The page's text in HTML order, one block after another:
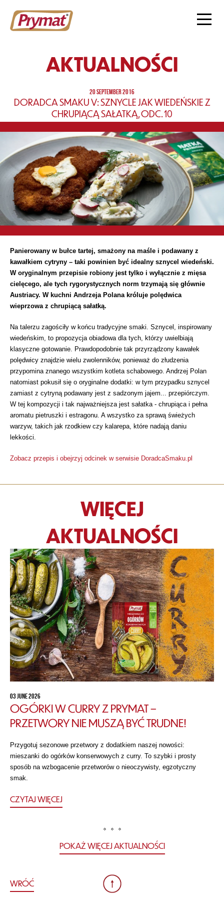
AKTUALNOŚCI
20 SEPTEMBER 2016
DORADCA SMAKU V: SZNYCLE JAK WIEDEŃSKIE Z
CHRUPIĄCĄ SAŁATKĄ, ODC. 10
Panierowany w bułce tartej, smażony na maśle i podawany z
kawałkiem cytryny – taki powinien być idealny sznycel wiedeński.
W oryginalnym przepisie robiony jest tylko i wyłącznie z mięsa
cielęcego, ale tych rygorystycznych norm trzymają się głównie
Austriacy. W kuchni Andrzeja Polana króluje polędwica
wieprzowa z chrupiącą sałatką.
Na talerzu zagościły w końcu tradycyjne smaki. Sznycel, inspirowany
wiedeńskim, to propozycja obiadowa dla tych, którzy uwielbiają
klasyczne gotowanie. Prawdopodobnie tak przyrządzony kawałek
polędwicy znajdzie wielu zwolenników, ponieważ do złudzenia
przypomina znanego wszystkim kotleta schabowego. Andrzej Polan
natomiast pokusił się o oryginalne dodatki: w tym przypadku sznycel
zamiast z cytryną podawany jest z sadzonym jajem... przepiórczym.
W tej kompozycji i tak najważniejsza jest sałatka - chrupiąca i pełna
aromatu pietruszki i estragonu. A wszystko za sprawą świeżych
warzyw, takich jak rzodkiew czy kalarepa, które nadają daniu
lekkości.
Zobacz przepis i obejrzyj odcinek w serwisie DoradcaSmaku.pl
WIĘCEJ
AKTUALNOŚCI
03 JUNE 2026
OGÓRKI W CURRY Z PRYMAT –
PRZETWORY NIE MUSZĄ BYĆ TRUDNE!
Przygotuj sezonowe przetwory z dodatkiem naszej nowości:
mieszanki do ogórków konserwowych z curry. To szybki i prosty
sposób na wzbogacenie przetworów o nieoczywisty, egzotyczny
smak.
CZYTAJ WIĘCEJ
POKAŻ WIĘCEJ AKTUALNOŚCI
WRÓĆ